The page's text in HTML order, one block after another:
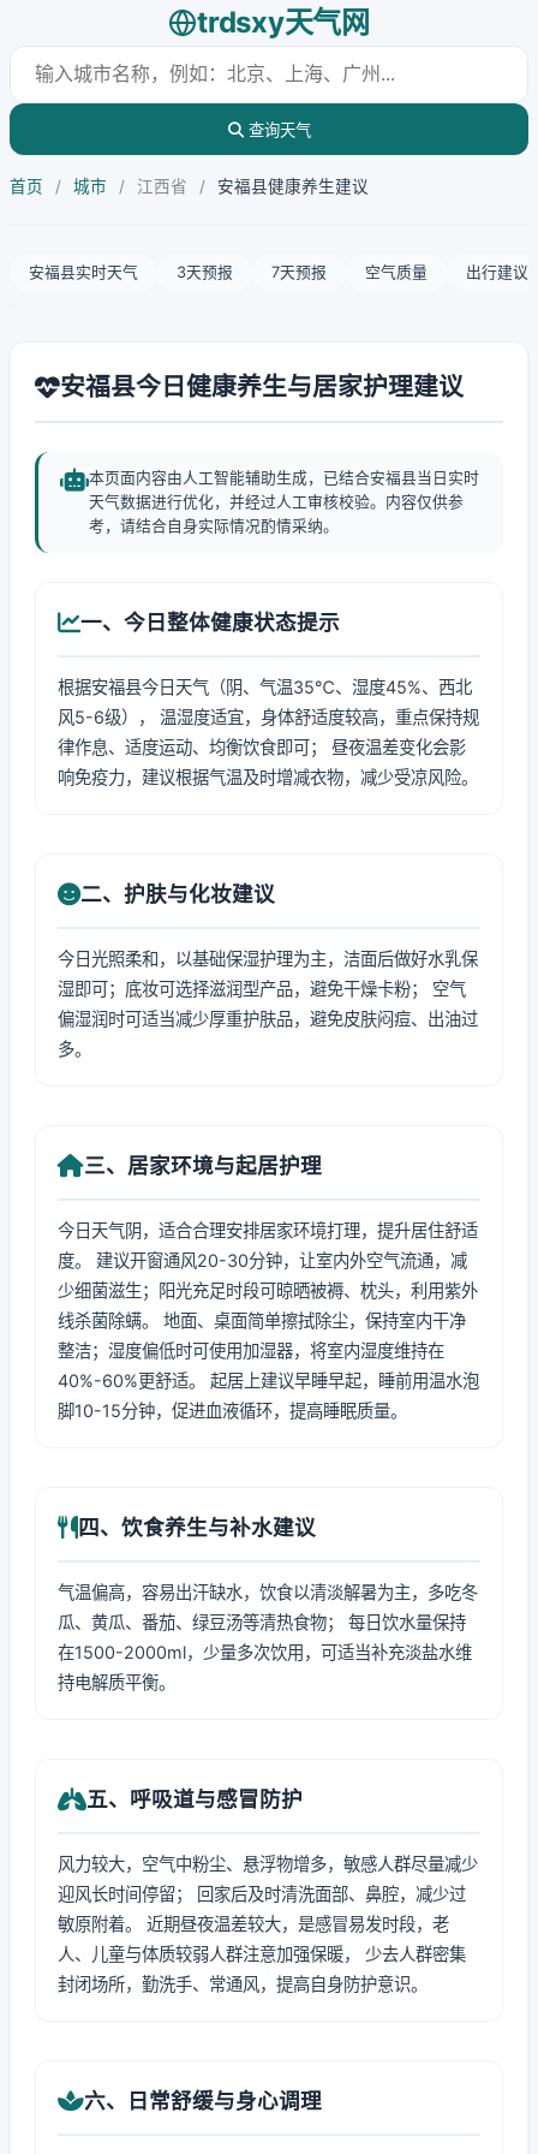
trdsxy天气网
查询天气
首页 / 城市 / 江西省 / 安福县健康养生建议
安福县实时天气 3天预报 7天预报 空气质量 出行建议
安福县今日健康养生与居家护理建议
本页面内容由人工智能辅助生成，已结合安福县当日实时
天气数据进行优化，并经过人工审核校验。内容仅供参
考，请结合自身实际情况酌情采纳。
一、今日整体健康状态提示
根据安福县今日天气（阴、气温35℃、湿度45%、西北
风5-6级）， 温湿度适宜，身体舒适度较高，重点保持规
律作息、适度运动、均衡饮食即可； 昼夜温差变化会影
响免疫力，建议根据气温及时增减衣物，减少受凉风险。
二、护肤与化妆建议
今日光照柔和，以基础保湿护理为主，洁面后做好水乳保
湿即可；底妆可选择滋润型产品，避免干燥卡粉； 空气
偏湿润时可适当减少厚重护肤品，避免皮肤闷痘、出油过
多。
三、居家环境与起居护理
今日天气阴，适合合理安排居家环境打理，提升居住舒适
度。 建议开窗通风20-30分钟，让室内外空气流通，减
少细菌滋生；阳光充足时段可晾晒被褥、枕头，利用紫外
线杀菌除螨。 地面、桌面简单擦拭除尘，保持室内干净
整洁；湿度偏低时可使用加湿器，将室内湿度维持在
40%-60%更舒适。 起居上建议早睡早起，睡前用温水泡
脚10-15分钟，促进血液循环，提高睡眠质量。
四、饮食养生与补水建议
气温偏高，容易出汗缺水，饮食以清淡解暑为主，多吃冬
瓜、黄瓜、番茄、绿豆汤等清热食物； 每日饮水量保持
在1500-2000ml，少量多次饮用，可适当补充淡盐水维
持电解质平衡。
五、呼吸道与感冒防护
风力较大，空气中粉尘、悬浮物增多，敏感人群尽量减少
迎风长时间停留； 回家后及时清洗面部、鼻腔，减少过
敏原附着。 近期昼夜温差较大，是感冒易发时段，老
人、儿童与体质较弱人群注意加强保暖， 少去人群密集
封闭场所，勤洗手、常通风，提高自身防护意识。
六、日常舒缓与身心调理